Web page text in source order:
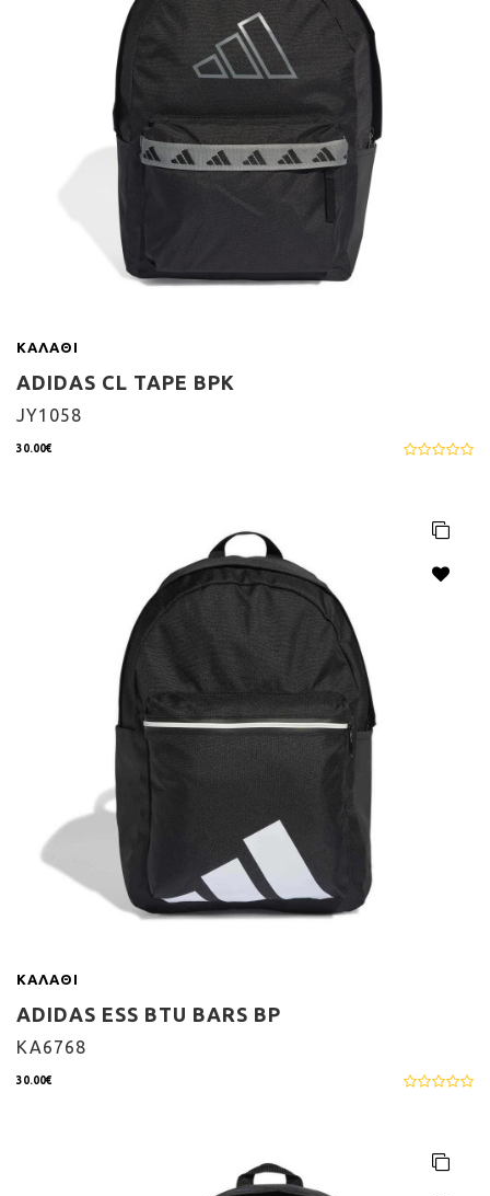
ΚΑΛΆΘΙ
ADIDAS CL TAPE BPK
JY1058
30.00€
ΚΑΛΆΘΙ
ADIDAS ESS BTU BARS BP
KA6768
30.00€